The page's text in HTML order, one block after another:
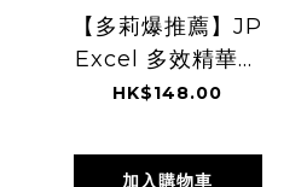
【多莉爆推薦】JP
Excel 多效精華防
曬隔離霜 SPF48
TK260801
HK$148.00
加入購物車